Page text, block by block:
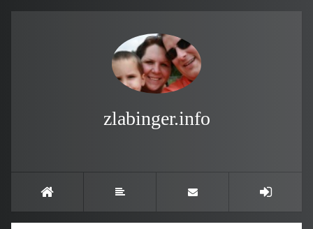
zlabinger.info